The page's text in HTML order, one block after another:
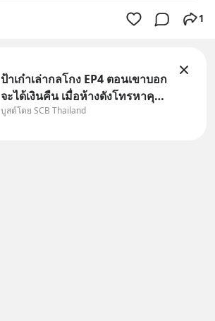
1
ป้าเก๋าเล่ากลโกง EP4 ตอนเขาบอก
จะได้เงินคืน เมื่อห้างดังโทรหาคุณ
วิยะดา แจ้งเรื่องเคลมสินค้าแล้ว
บูสต์โดย SCB Thailand